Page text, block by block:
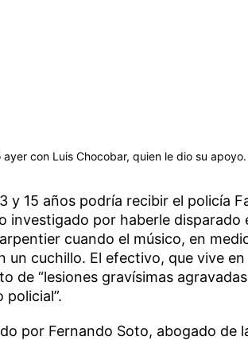
con Luis Chocobar, quien le dio su apoyo.
y 15 años podría recibir el policía
investigado por haberle disparado
cuando el músico, en
cuchillo. El efectivo, que vive en
de “lesiones gravísimas
por Fernando Soto, abogado de